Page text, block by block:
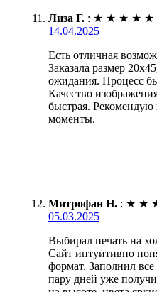
Лиза Г. : ★ ★ ★ ★ ★
14.04.2025
Есть отличная
Заказала размер
ожидания. Процесс
Качество
быстрая. Рекомендую
моменты.
Митрофан Н. : ★ ★
05.03.2025
Выбирал печать на
Сайт интуитивно
формат. Заполнил все
пару дней уже